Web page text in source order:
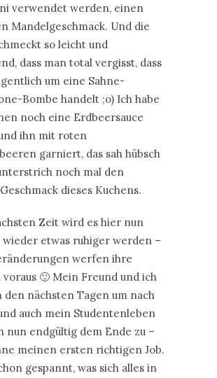
verwendet werden, einen
Mandelgeschmack. Und die
so leicht und
dass man total vergisst, dass
um eine Sahne-
Bombe handelt ;o) Ich habe
noch eine Erdbeersauce
ihn mit roten
garniert, das sah hübsch
noch mal den
dieses Kuchens.
Zeit wird es hier nun
wieder etwas ruhiger werden –
werfen ihre
voraus 🙂 Mein Freund und ich
den nächsten Tagen um nach
auch mein Studentenleben
nun endgültig dem Ende zu –
meinen ersten richtigen Job.
gespannt, was sich alles in